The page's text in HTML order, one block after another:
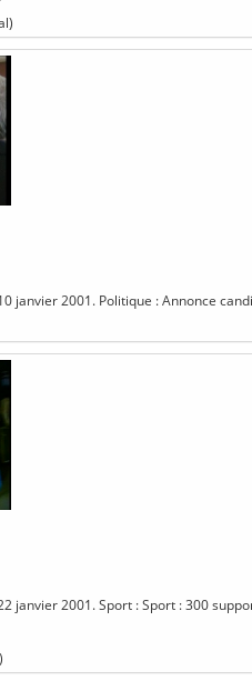
janvier 2001. Politique : Annonce
janvier 2001. Sport : Sport : 300